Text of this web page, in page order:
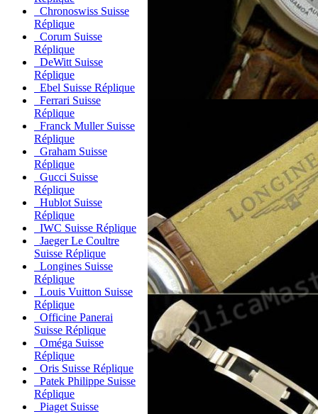
Chronoswiss Suisse
Réplique
Corum Suisse
Réplique
DeWitt Suisse
Réplique
Ebel Suisse Réplique
Ferrari Suisse
Réplique
Franck Muller Suisse
Réplique
Graham Suisse
Réplique
Gucci Suisse
Réplique
Hublot Suisse
Réplique
IWC Suisse Réplique
Jaeger Le Coultre
Suisse Réplique
Longines Suisse
Réplique
Louis Vuitton Suisse
Réplique
Officine Panerai
Suisse Réplique
Oméga Suisse
Réplique
Oris Suisse Réplique
Patek Philippe Suisse
Réplique
Piaget Suisse